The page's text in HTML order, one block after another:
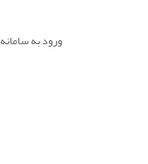
ورود به سامانه